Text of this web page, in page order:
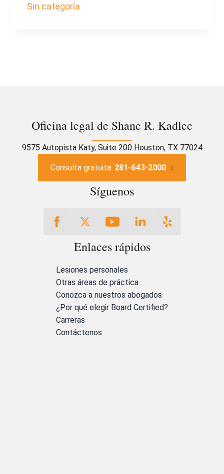
Sin categoría
Oficina legal de Shane R. Kadlec
9575 Autopista Katy, Suite 200 Houston, TX 77024
Consulta gratuita: 281-643-2000
Síguenos
Enlaces rápidos
Lesiones personales
Otras áreas de práctica
Conozca a nuestros abogados
¿Por qué elegir Board Certified?
Carreras
Contáctenos